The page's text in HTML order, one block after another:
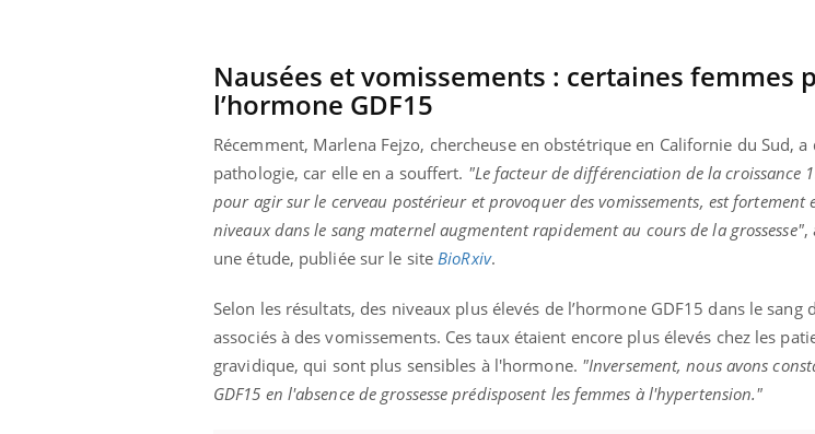
Nausées et vomissements : certaines femmes
l’hormone GDF15
Récemment, Marlena Fejzo, chercheuse en obstétrique en Californie du Sud, a
pathologie, car elle en a souffert. "Le facteur de différenciation de la croissance
pour agir sur le cerveau postérieur et provoquer des vomissements, est fortement
niveaux dans le sang maternel augmentent rapidement au cours de la grossesse",
une étude, publiée sur le siteBioRxiv.
Selon les résultats, des niveaux plus élevés de l’hormone GDF15 dans le
associés à des vomissements. Ces taux étaient encore plus élevés chez les
gravidique, qui sont plus sensibles à l'hormone. "Inversement, nous avons
GDF15 en l'absence de grossesse prédisposent les femmes à l'hypertension."